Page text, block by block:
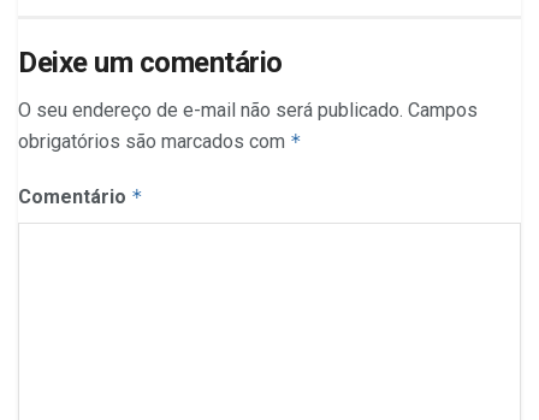
Deixe um comentário
O seu endereço de e-mail não será publicado. Campos
obrigatórios são marcados com *
Comentário *